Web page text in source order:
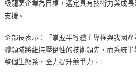
級龍頭企業為目標，選定具有技術力與成
支援。
金部長表示：「掌握半導體主導權與我國
體領域將維持壓倒性的技術領先，而系統
整個生態系，全力提升競爭力。」